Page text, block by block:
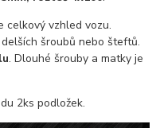
celkový vzhled vozu.
šroubů nebo šteftů.
. Dlouhé šrouby a matky je
2ks podložek.